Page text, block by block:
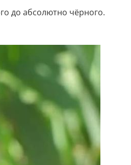
до абсолютно чёрного.